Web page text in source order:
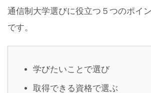
通信制大学選びに役立つ５つのポイ
です。
学びたいことで選び
取得できる資格で選ぶ